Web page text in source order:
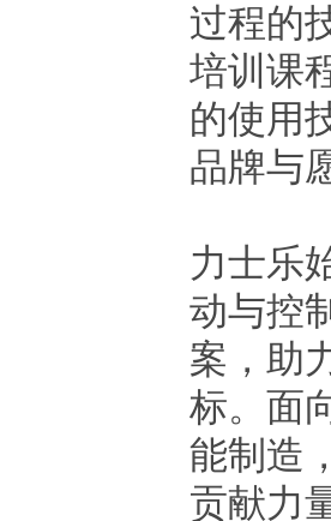
过程的
培训课
的使用
品牌与
力士乐
动与控
案，助
标。面
能制造
贡献力